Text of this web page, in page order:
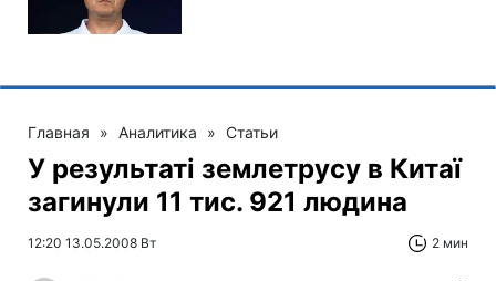
Главная » Аналитика » Статьи
У результаті землетрусу в Китаї
загинули 11 тис. 921 людина
12:20 13.05.2008 Вт 2 мин